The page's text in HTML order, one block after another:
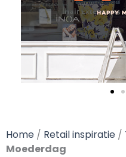
Home / Retail inspiratie /
Moederdag